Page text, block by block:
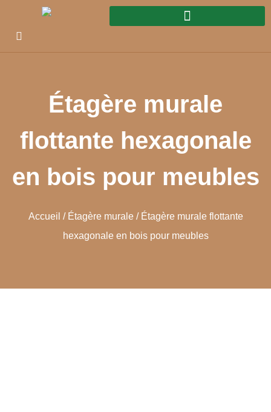
Étagère murale
flottante hexagonale
en bois pour meubles
Accueil / Étagère murale/ Étagère murale flottante
hexagonale en bois pour meubles